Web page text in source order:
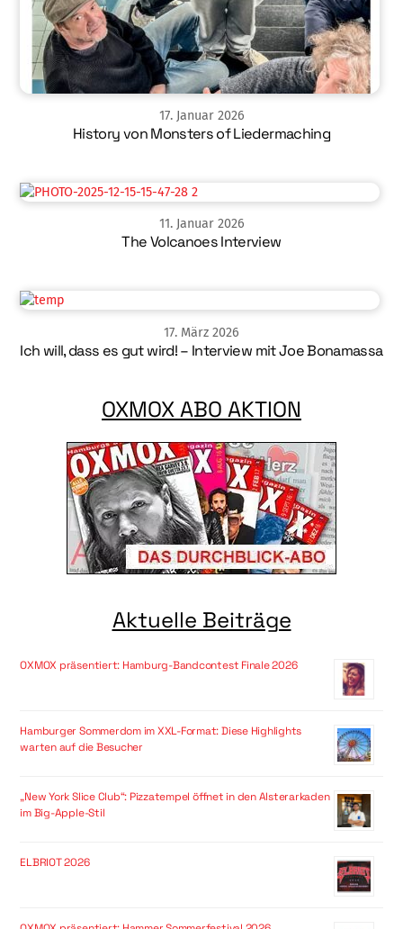
17. Januar 2026
History von Monsters of Liedermaching
11. Januar 2026
The Volcanoes Interview
17. März 2026
Ich will, dass es gut wird! – Interview mit Joe Bonamassa
OXMOX ABO AKTION
Aktuelle Beiträge
OXMOX präsentiert: Hamburg-Bandcontest Finale 2026
Hamburger Sommerdom im XXL-Format: Diese Highlights
warten auf die Besucher
„New York Slice Club“: Pizzatempel öffnet in den Alsterarkaden
im Big-Apple-Stil
ELBRIOT 2026